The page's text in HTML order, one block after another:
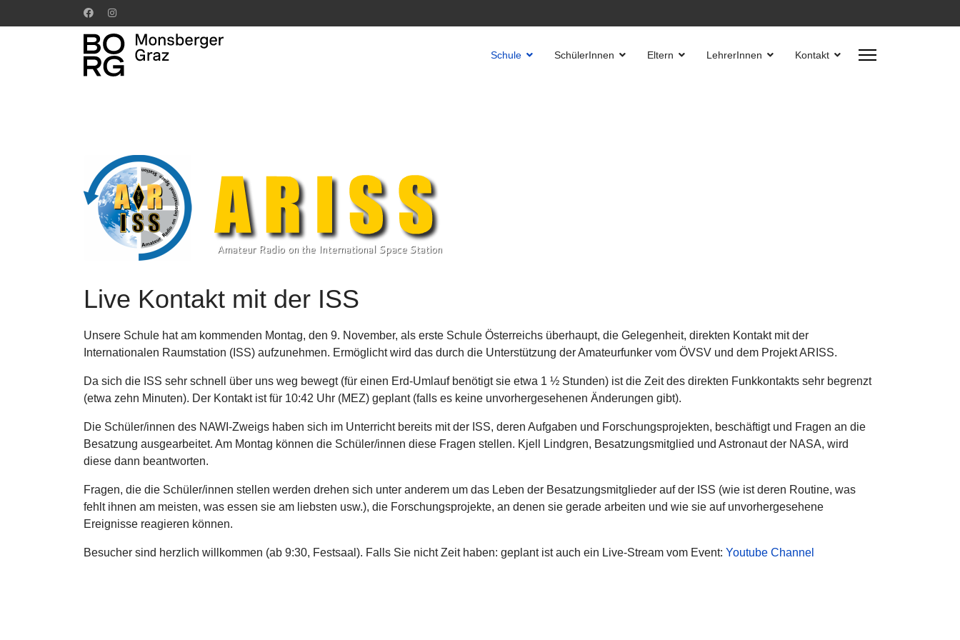
Schule SchülerInnen Eltern LehrerInnen Kontakt
Live Kontakt mit der ISS
Unsere Schule hat am kommenden Montag, den 9. November, als erste Schule Österreichs überhaupt, die Gelegenheit, direkten Kontakt mit der
Internationalen Raumstation (ISS) aufzunehmen. Ermöglicht wird das durch die Unterstützung der Amateurfunker vom ÖVSV und dem Projekt ARISS.
Da sich die ISS sehr schnell über uns weg bewegt (für einen Erd-Umlauf benötigt sie etwa 1 ½ Stunden) ist die Zeit des direkten Funkkontakts sehr begrenzt
(etwa zehn Minuten). Der Kontakt ist für 10:42 Uhr (MEZ) geplant (falls es keine unvorhergesehenen Änderungen gibt).
Die Schüler/innen des NAWI-Zweigs haben sich im Unterricht bereits mit der ISS, deren Aufgaben und Forschungsprojekten, beschäftigt und Fragen an die
Besatzung ausgearbeitet. Am Montag können die Schüler/innen diese Fragen stellen. Kjell Lindgren, Besatzungsmitglied und Astronaut der NASA, wird
diese dann beantworten.
Fragen, die die Schüler/innen stellen werden drehen sich unter anderem um das Leben der Besatzungsmitglieder auf der ISS (wie ist deren Routine, was
fehlt ihnen am meisten, was essen sie am liebsten usw.), die Forschungsprojekte, an denen sie gerade arbeiten und wie sie auf unvorhergesehene
Ereignisse reagieren können.
Besucher sind herzlich willkommen (ab 9:30, Festsaal). Falls Sie nicht Zeit haben: geplant ist auch ein Live-Stream vom Event: Youtube Channel